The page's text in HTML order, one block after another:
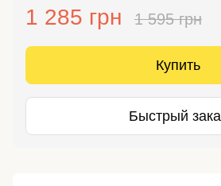
1 285 грн 1 595 грн
Купить
Быстрый